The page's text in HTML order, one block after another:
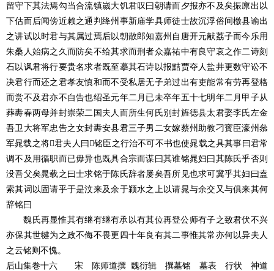
留守下其法焉勾当合流镇嵗大饥君叹曰朝请而夕报亦不及矣振廪出以
下估而后闻傍近赖之通判绛州事新庙学具师徒士故沉浮俗间檄县谕出
之讲试以时君与其属过焉后以朝散郎知嘉州自唐开元献荔子而今乐用
朱桑人始病之久而防矣不给其求而刑者众嘉祐中有良守哀之作二诗刻
石以讽君将行要贵名求者既至摹其石诗以报黠贾夺人盐井更数守讼不
决君行而还之君孝友慎和而不受私居无子弟过出有吏能常有劳再登格
而赏不及君亦不自告也绍圣元年二月已未卒年五十七明年二月甲子从
葬夀春两母并封崇荣二国夫人而所生何氏别封旌徳县太君娶李氏左金
吾卫大将军忠告之女封夀安县君三子男二女嫁蔡州助教刁寳臣濠州叅
军晁载之将君夫人曰铭臣之行治不可不书也使晁载之具其事曰君常
调不及用循职而已毋异也既具合宗而谋曰其谁铭晁妇曰其陈氏乎否则
没吾父矣晁载之曰士求铭于陈氏辞者屡矣吾所见也求可冀乎其妇曰盍
索其词以固请乎于是汶来及余于颍水之上以请晁与余交又与俱来其何
辞铭曰
魏氏再显惟其有继有继有承以有其位再登公师有子之致君伏不兴
亦保其世犍为之政不侮不畏更四十年良有其二事惟其常亦何以异夫人
之云铭则不愧。
后山集巻十六 宋 陈师道撰 魏衍辑撰墓铭 墓表 行状 神道